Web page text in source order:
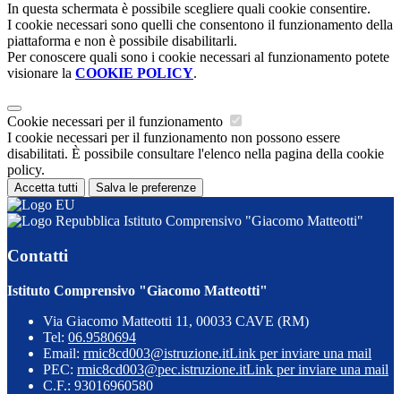
In questa schermata è possibile scegliere quali cookie consentire.
I cookie necessari sono quelli che consentono il funzionamento della
piattaforma e non è possibile disabilitarli.
Per conoscere quali sono i cookie necessari al funzionamento potete
visionare la COOKIE POLICY.
Cookie necessari per il funzionamento
I cookie necessari per il funzionamento non possono essere
disabilitati. È possibile consultare l'elenco nella pagina della cookie
policy.
Accetta tutti Salva le preferenze
Istituto Comprensivo "Giacomo Matteotti"
Contatti
Istituto Comprensivo "Giacomo Matteotti"
Via Giacomo Matteotti 11, 00033 CAVE (RM)
Tel: 06.9580694
Email: rmic8cd003@istruzione.itLink per inviare una mail
PEC: rmic8cd003@pec.istruzione.itLink per inviare una mail
C.F.: 93016960580